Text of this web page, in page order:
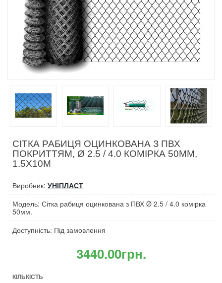
СІТКА РАБИЦЯ ОЦИНКОВАНА З ПВХ
ПОКРИТТЯМ, Ø 2.5 / 4.0 КОМІРКА 50ММ,
1.5Х10М
Виробник: УНІПЛАСТ
Модель: Сітка рабиця оцинкована з ПВХ Ø 2.5 / 4.0 комірка
50мм.
Доступність: Під замовлення
3440.00грн.
КІЛЬКІСТЬ